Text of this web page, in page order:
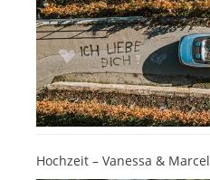
Hochzeit – Vanessa & Marcel